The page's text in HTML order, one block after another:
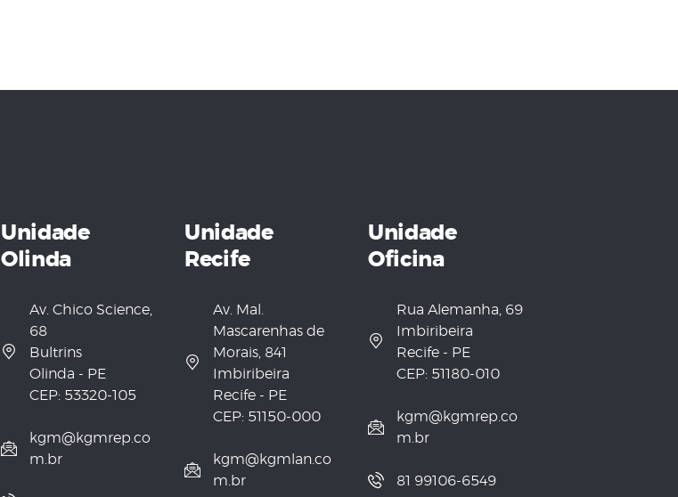
Unidade
Olinda
Av. Chico Science,
68
Bultrins
Olinda - PE
CEP: 53320-105
kgm@kgmrep.co
m.br
Unidade
Recife
Av. Mal.
Mascarenhas de
Morais, 841
Imbiribeira
Recife - PE
CEP: 51150-000
kgm@kgmlan.co
m.br
Unidade
Oficina
Rua Alemanha, 69
Imbiribeira
Recife - PE
CEP: 51180-010
kgm@kgmrep.co
m.br
81 99106-6549